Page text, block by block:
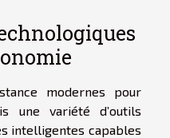
modernes pour
une variété d’outils
intelligentes capables